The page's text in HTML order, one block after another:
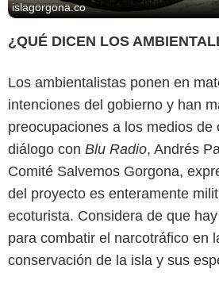
islagorgona.co
¿QUÉ DICEN LOS
Los ambientalistas ponen en
intenciones del gobierno y han
preocupaciones a los medios de
diálogo con Blu Radio, Andrés
Comité Salvemos Gorgona,
del proyecto es enteramente
ecoturista. Considera de que
para combatir el narcotráfico en
conservación de la isla y sus